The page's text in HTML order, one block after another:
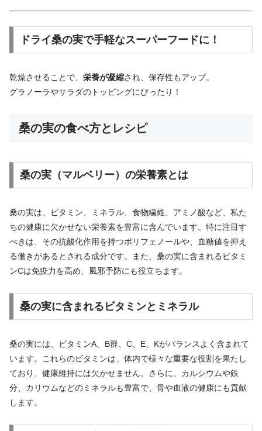
ドライ桑の実で手軽なスーパーフードに！
乾燥させることで、 栄養が凝縮され、保存性もアップ。
グラノーラやサラダのトッピングにぴったり！
桑の実の食べ方とレシピ
桑の実（マルベリー）の栄養素とは
桑の実は、ビタミン、ミネラル、食物繊維、アミノ酸など、私た
ちの健康に欠かせない栄養素を豊富に含んでいます。特に注目す
べきは、その抗酸化作用を持つポリフェノールや、血糖値を抑え
る働きがあるとされる成分です。また、桑の実に含まれるビタミ
ンCは免疫力を高め、風邪予防にも役立ちます。
桑の実に含まれるビタミンとミネラル
桑の実には、ビタミンA、B群、C、E、Kがバランスよく含まれて
います。これらのビタミンは、体内で様々な重要な役割を果たし
ており、健康維持には欠かせません。さらに、カルシウムや鉄
分、カリウムなどのミネラルも豊富で、骨や血液の健康にも貢献
します。